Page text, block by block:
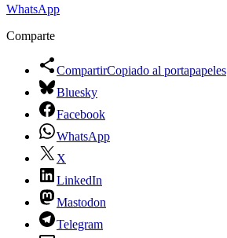
WhatsApp
Comparte
CompartirCopiado al portapapeles
Bluesky
Facebook
WhatsApp
X
LinkedIn
Mastodon
Telegram